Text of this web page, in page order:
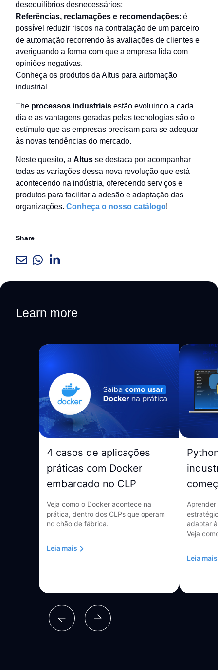
desequilíbrios desnecessários;
Referências, reclamações e recomendações: é
possível reduzir riscos na contratação de um parceiro
de automação recorrendo às avaliações de clientes e
averiguando a forma com que a empresa lida com
opiniões negativas.
Conheça os produtos da Altus para automação
industrial
The processos industriais estão evoluindo a cada
dia e as vantagens geradas pelas tecnologias são o
estímulo que as empresas precisam para se adequar
às novas tendências do mercado.
Neste quesito, a Altus se destaca por acompanhar
todas as variações dessa nova revolução que está
acontecendo na indústria, oferecendo serviços e
produtos para facilitar a adesão e adaptação das
organizações. Conheça o nosso catálogo!
Share
Learn more
4 casos de aplicações
práticas com Docker
embarcado no CLP
Veja como o Docker acontece na
prática, dentro dos CLPs que operam
no chão de fábrica.
Leia mais
adaptar
Veja
Leia mais